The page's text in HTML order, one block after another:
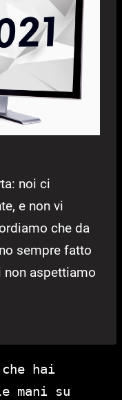
noi ci
e non vi
che da
sempre fatto
non aspettiamo
hai
mani su